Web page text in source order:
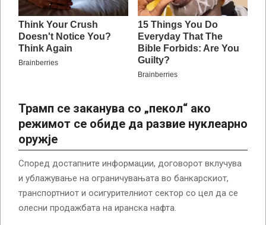
Трамп се заканува со „пекол“ ако
режимот се обиде да развие нуклеарно
оружје
Според достапните информации, договорот вклучува
и ублажување на ограничувањата во банкарскиот,
транспортниот и осигурителниот сектор со цел да се
олесни продажбата на иранска нафта.